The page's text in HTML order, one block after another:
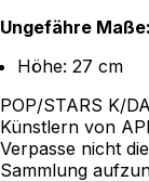
Ungefähre Maße:
Höhe: 27 cm
POP/STARS K/
Künstlern von
Verpasse nicht
Sammlung